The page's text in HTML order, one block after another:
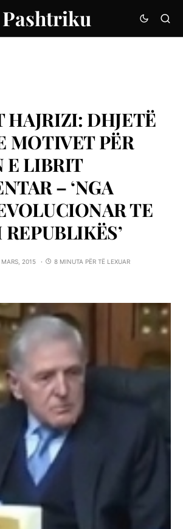
Pashtriku
HAJRIZI: DHJETË
MOTIVET PËR
E LIBRIT
– ‘NGA
TE
MARS, 2015
8 MINUTA PËR TË LEXUAR